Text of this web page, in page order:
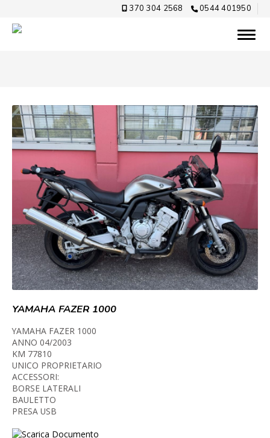
370 304 2568 0544 401950
YAMAHA FAZER 1000
YAMAHA FAZER 1000
ANNO 04/2003
KM 77810
UNICO PROPRIETARIO
ACCESSORI:
BORSE LATERALI
BAULETTO
PRESA USB
Scarica Documento